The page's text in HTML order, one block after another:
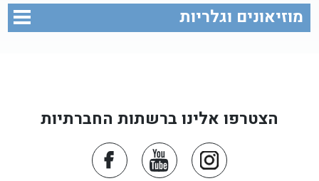
מוזיאונים וגלריות
הצטרפו אלינו ברשתות החברתיות